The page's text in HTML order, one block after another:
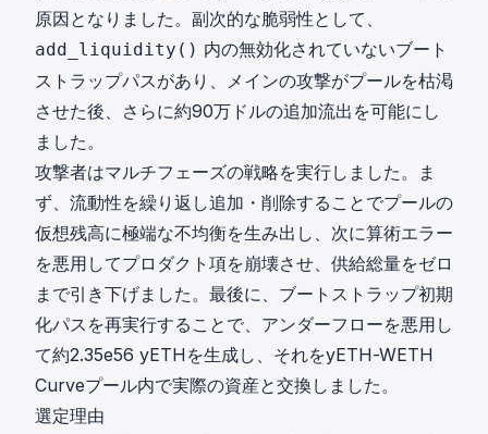
原因となりました。副次的な脆弱性として、
add_liquidity() 内の無効化されていないブート
ストラップパスがあり、メインの攻撃がプールを枯渇
させた後、さらに約90万ドルの追加流出を可能にし
ました。
攻撃者はマルチフェーズの戦略を実行しました。ま
ず、流動性を繰り返し追加・削除することでプールの
仮想残高に極端な不均衡を生み出し、次に算術エラー
を悪用してプロダクト項を崩壊させ、供給総量をゼロ
まで引き下げました。最後に、ブートストラップ初期
化パスを再実行することで、アンダーフローを悪用し
て約2.35e56 yETHを生成し、それをyETH-WETH
Curveプール内で実際の資産と交換しました。
選定理由